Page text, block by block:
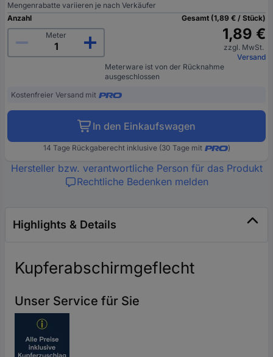
Mengenrabatte variieren je nach Verkäufer
Anzahl
Meter
Gesamt (1,89 € / Stück)
1,89 €
zzgl. MwSt.
Versand
Meterware ist von der Rücknahme
ausgeschlossen
Kostenfreier Versand mit
In den Einkaufswagen
14 Tage Rückgaberecht inklusive (30 Tage mit )
Hersteller bzw. verantwortliche Person für das Produkt
Rechtliche Bedenken melden
Highlights & Details
Kupferabschirmgeflecht
Unser Service für Sie